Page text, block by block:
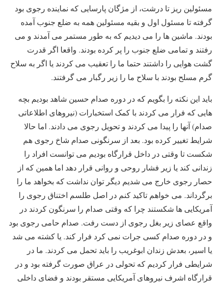
مسئولین ریز تا درشت، از مژگان پارسایی که نماینده رجوی بود
گرفته تا مسئول اول و بقیه مسئولین همه به ضلع جنوب آمده
بودند. ماشین ها را می دیدیم که به طور مستمر می آمدند و می
رفتند و تمامی ضلع جنوب را پر کرده بودند. واقعا اگر قدرت
گشت هوایی را داشتند حتما ما را تعقیب می کردند یا اگر به سلاح
گرم مسلح بودند با سلاح ما را زیر رگبار می گرفتند.
باید این نکته را بگویم که در دوره صدام حسین شاهد بودیم بچه
هایی که فرار می کردند با کمک استخبارات (نیروهای اطلاعاتی
صدام) آنها را پیدا می کردند و تحویل رجوی می دادند. اما حالا
شرایط تغییر کرده بود. بعد از سرنگونی صدام شاخ رجوی هم
شکست تا وقتی در داخل قرارگاه بودیم می توانست افراد را
زندانی کند یا زیر فشار روحی و روانی قرار دهد اما همین که از
حصار رجوی خارج می شدیم دیگر توان نداشت که بخواهد ما را
برگرداند. می خواهم تاکید کنم در اصل طلسم اختناق رجوی را
آمریکایی ها شکستند چرا که وقتی صدام را سرنگون کردند در
واقع عصای زیر بغل رجوی از دست رفت. صدام حامی رجوی بود
و در دوره صدام کسی جرات نمی کرد فرار کند. یا کشته می شد
یا اسیر، بعدش زندان ابوغریب را باید تحمل می کردند. ما در
شرایطی فرار کردیم که تحولی در عراق صورت گرفته بود و در
قرارگاه اشرف نیروهای آمریکایی مستقر بودند و فضای داخلی